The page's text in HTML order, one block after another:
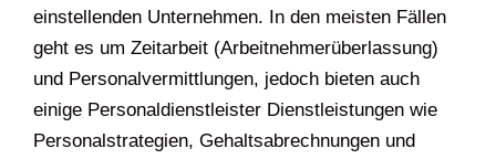
einstellenden Unternehmen. In den meisten Fällen
geht es um Zeitarbeit (Arbeitnehmerüberlassung)
und Personalvermittlungen, jedoch bieten auch
einige Personaldienstleister Dienstleistungen wie
Personalstrategien, Gehaltsabrechnungen und